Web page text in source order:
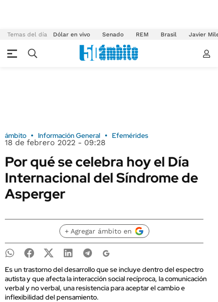
Temas del día Dólar en vivo Senado REM Brasil Javier
ámbito Información General Efemérides
18 de febrero 2022 - 09:28
Por qué se celebra hoy el Día
Internacional del Síndrome de
Asperger
+ Agregar ámbito en
Es un trastorno del desarrollo que se incluye dentro del espectro
autista y que afecta la interacción social recíproca, la comunicación
verbal y no verbal, una resistencia para aceptar el cambio e
inflexibilidad del pensamiento.